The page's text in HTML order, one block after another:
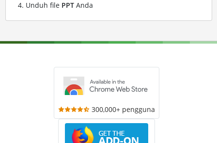
Unduh file PPTAnda
300,000+ pengguna